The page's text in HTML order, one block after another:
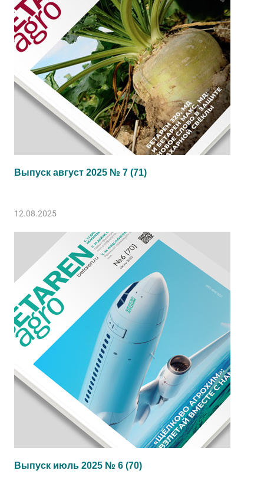
Выпуск август 2025 № 7 (71)
12.08.2025
Выпуск июль 2025 № 6 (70)